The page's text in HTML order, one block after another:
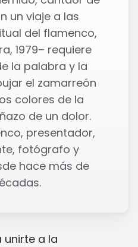
un viaje a las
del flamenco,
1979– requiere
la palabra y la
el zamarreón
colores de la
de un dolor.
presentador,
fotógrafo y
hace más de
unirte a la